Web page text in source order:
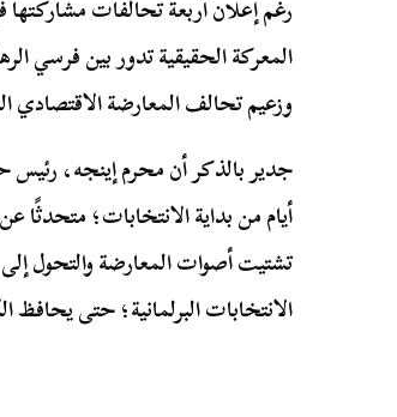
المعركة الحقيقية تدور بين فرسي
وزعيم تحالف المعارضة الاقتصادي
جدير بالذكر أن محرم إينجه،
أيام من بداية الانتخابات؛
تشتيت أصوات المعارضة والتحول
الانتخابات البرلمانية؛ حتى